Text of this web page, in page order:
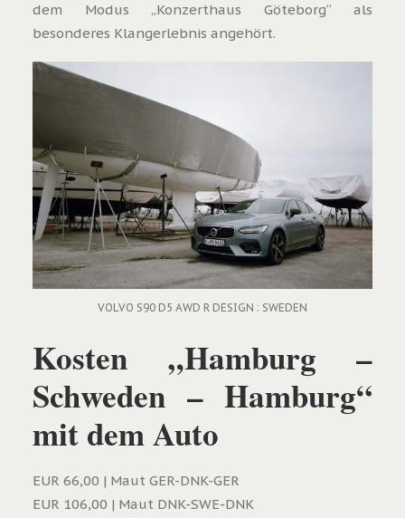
dem Modus „Konzerthaus Göteborg“ als
besonderes Klangerlebnis angehört.
VOLVO S90 D5 AWD R DESIGN : SWEDEN
Kosten „Hamburg –
Schweden – Hamburg“
mit dem Auto
EUR 66,00 | Maut GER-DNK-GER
EUR 106,00 | Maut DNK-SWE-DNK